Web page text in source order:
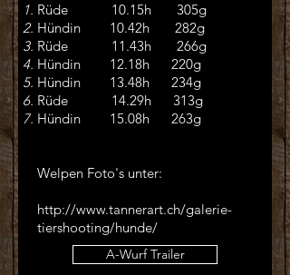
Rüde 10.15h 305g
Hündin 10.42h 282g
Rüde 11.43h 266g
Hündin 12.18h 220g
Hündin 13.48h 234g
Rüde 14.29h 313g
Hündin 15.08h 263g
Welpen Foto's unter:
http://www.tannerart.ch/galerie-
tiershooting/hunde/
A-Wurf Trailer